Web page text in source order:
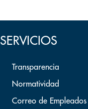
SERVICIOS
Transparencia
Normatividad
Correo de